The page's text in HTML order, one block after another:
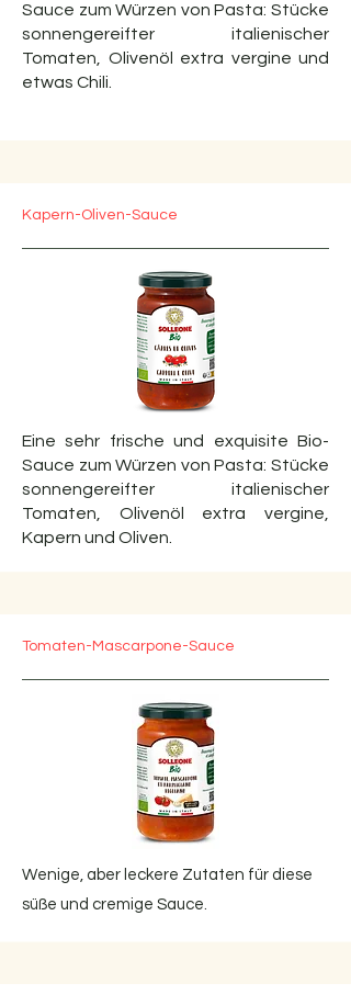
Sauce zum Würzen von Pasta: Stücke
sonnengereifter italienischer
Tomaten, Olivenöl extra vergine und
etwas Chili.
Kapern-Oliven-Sauce
Eine sehr frische und exquisite Bio-
Sauce zum Würzen von Pasta: Stücke
sonnengereifter italienischer
Tomaten, Olivenöl extra vergine,
Kapern und Oliven.
Tomaten-Mascarpone-Sauce
Wenige, aber leckere Zutaten für diese
süße und cremige Sauce.